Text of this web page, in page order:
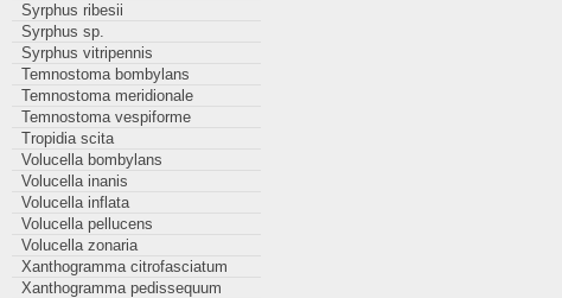
Syrphus ribesii
Syrphus sp.
Syrphus vitripennis
Temnostoma bombylans
Temnostoma meridionale
Temnostoma vespiforme
Tropidia scita
Volucella bombylans
Volucella inanis
Volucella inflata
Volucella pellucens
Volucella zonaria
Xanthogramma citrofasciatum
Xanthogramma pedissequum